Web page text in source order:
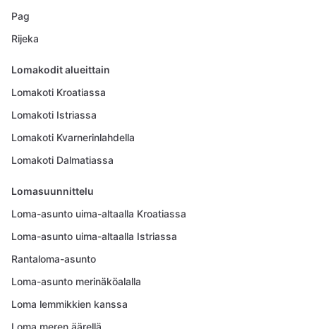
Pag
Rijeka
Lomakodit alueittain
Lomakoti Kroatiassa
Lomakoti Istriassa
Lomakoti Kvarnerinlahdella
Lomakoti Dalmatiassa
Lomasuunnittelu
Loma-asunto uima-altaalla Kroatiassa
Loma-asunto uima-altaalla Istriassa
Rantaloma-asunto
Loma-asunto merinäköalalla
Loma lemmikkien kanssa
Loma meren äärellä